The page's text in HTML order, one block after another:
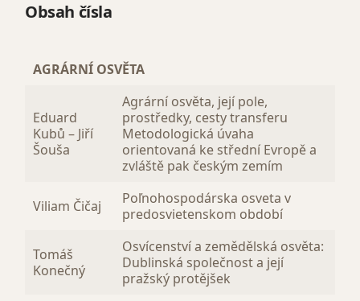
Obsah čísla
AGRÁRNÍ OSVĚTA
Eduard
Kubů – Jiří
Šouša
Agrární osvěta, její pole,
prostředky, cesty transferu
Metodologická úvaha
orientovaná ke střední Evropě a
zvláště pak českým zemím
Viliam Čičaj
Poľnohospodárska osveta v
predosvietenskom období
Tomáš
Konečný
Osvícenství a zemědělská osvěta:
Dublinská společnost a její
pražský protějšek